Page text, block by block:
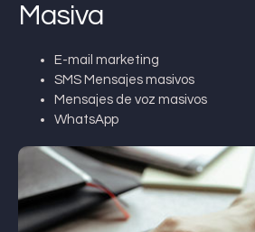
Masiva
E-mail marketing
SMS Mensajes masivos
Mensajes de voz masivos
WhatsApp